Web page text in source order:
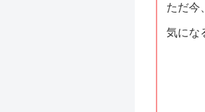
ただ今、
気にな